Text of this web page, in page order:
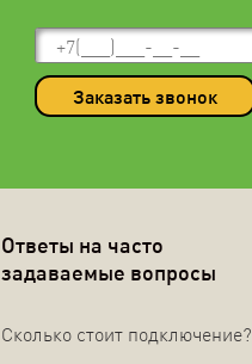
Заказать звонок
Ответы на часто
задаваемые вопросы
Сколько стоит подключение?